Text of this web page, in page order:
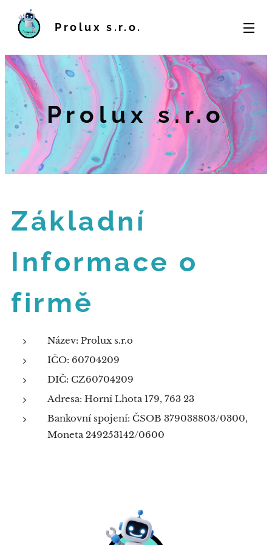
Prolux s.r.o.
Prolux s.r.o
Základní
Informace o
firmě
Název: Prolux s.r.o
IČO: 60704209
DIČ: CZ60704209
Adresa: Horní Lhota 179, 763 23
Bankovní spojení: ČSOB 379038803/0300,
Moneta 249253142/0600